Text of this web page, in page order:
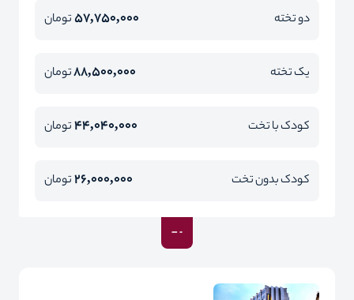
دو تخته 57,750,000تومان
یک تخته 88,500,000تومان
کودک با تخت 44,040,000تومان
کودک بدون تخت 26,000,000تومان